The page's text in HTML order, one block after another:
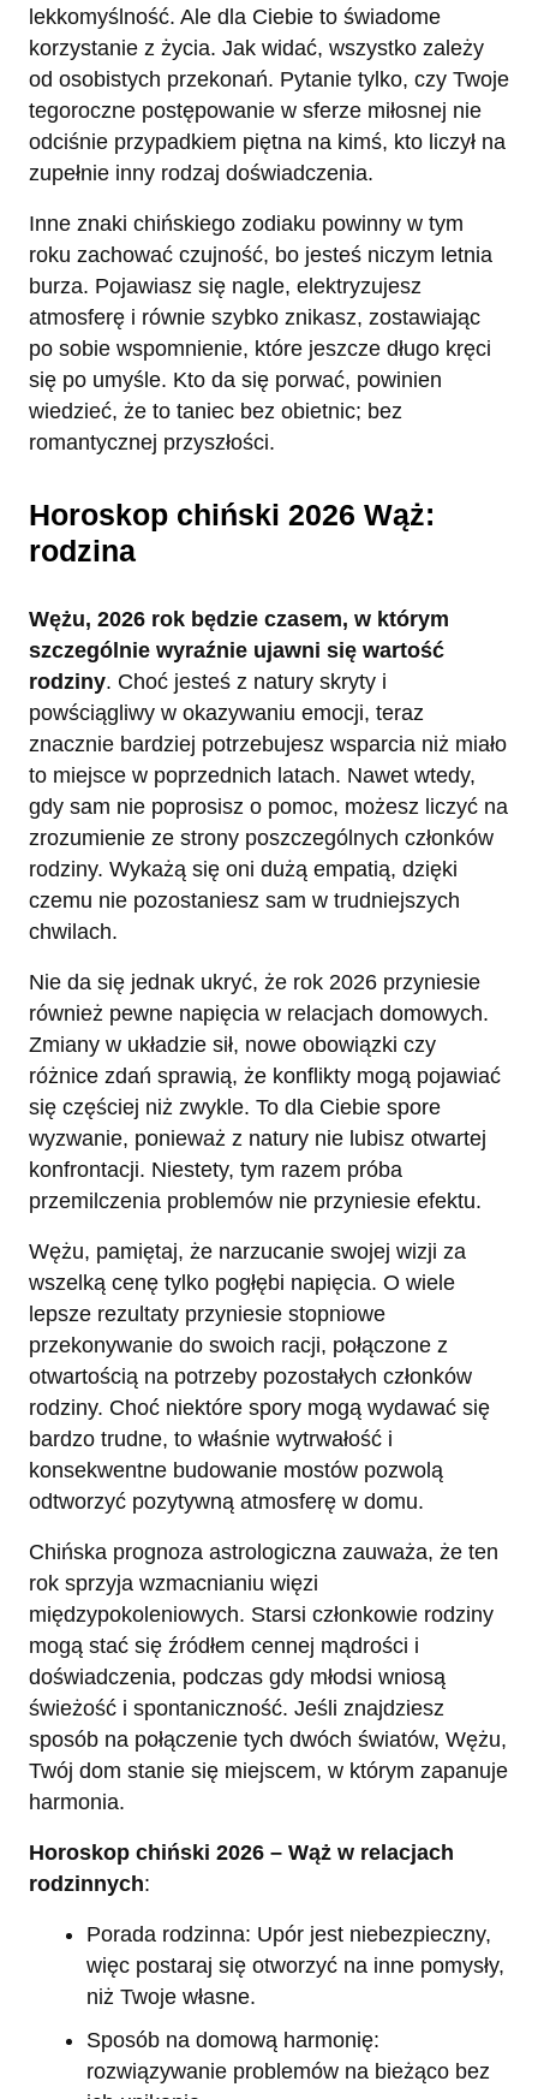
lekkomyślność. Ale dla Ciebie to świadome
korzystanie z życia. Jak widać, wszystko zależy
od osobistych przekonań. Pytanie tylko, czy Twoje
tegoroczne postępowanie w sferze miłosnej nie
odciśnie przypadkiem piętna na kimś, kto liczył na
zupełnie inny rodzaj doświadczenia.
Inne znaki chińskiego zodiaku powinny w tym
roku zachować czujność, bo jesteś niczym letnia
burza. Pojawiasz się nagle, elektryzujesz
atmosferę i równie szybko znikasz, zostawiając
po sobie wspomnienie, które jeszcze długo kręci
się po umyśle. Kto da się porwać, powinien
wiedzieć, że to taniec bez obietnic; bez
romantycznej przyszłości.
Horoskop chiński 2026 Wąż:
rodzina
Wężu, 2026 rok będzie czasem, w którym
szczególnie wyraźnie ujawni się wartość
rodziny. Choć jesteś z natury skryty i
powściągliwy w okazywaniu emocji, teraz
znacznie bardziej potrzebujesz wsparcia niż miało
to miejsce w poprzednich latach. Nawet wtedy,
gdy sam nie poprosisz o pomoc, możesz liczyć na
zrozumienie ze strony poszczególnych członków
rodziny. Wykażą się oni dużą empatią, dzięki
czemu nie pozostaniesz sam w trudniejszych
chwilach.
Nie da się jednak ukryć, że rok 2026 przyniesie
również pewne napięcia w relacjach domowych.
Zmiany w układzie sił, nowe obowiązki czy
różnice zdań sprawią, że konflikty mogą pojawiać
się częściej niż zwykle. To dla Ciebie spore
wyzwanie, ponieważ z natury nie lubisz otwartej
konfrontacji. Niestety, tym razem próba
przemilczenia problemów nie przyniesie efektu.
Wężu, pamiętaj, że narzucanie swojej wizji za
wszelką cenę tylko pogłębi napięcia. O wiele
lepsze rezultaty przyniesie stopniowe
przekonywanie do swoich racji, połączone z
otwartością na potrzeby pozostałych członków
rodziny. Choć niektóre spory mogą wydawać się
bardzo trudne, to właśnie wytrwałość i
konsekwentne budowanie mostów pozwolą
odtworzyć pozytywną atmosferę w domu.
Chińska prognoza astrologiczna zauważa, że ten
rok sprzyja wzmacnianiu więzi
międzypokoleniowych. Starsi członkowie rodziny
mogą stać się źródłem cennej mądrości i
doświadczenia, podczas gdy młodsi wniosą
świeżość i spontaniczność. Jeśli znajdziesz
sposób na połączenie tych dwóch światów, Wężu,
Twój dom stanie się miejscem, w którym zapanuje
harmonia.
Horoskop chiński 2026 – Wąż w relacjach
rodzinnych:
Porada rodzinna: Upór jest niebezpieczny,
więc postaraj się otworzyć na inne pomysły,
niż Twoje własne.
Sposób na domową harmonię:
rozwiązywanie problemów na bieżąco bez